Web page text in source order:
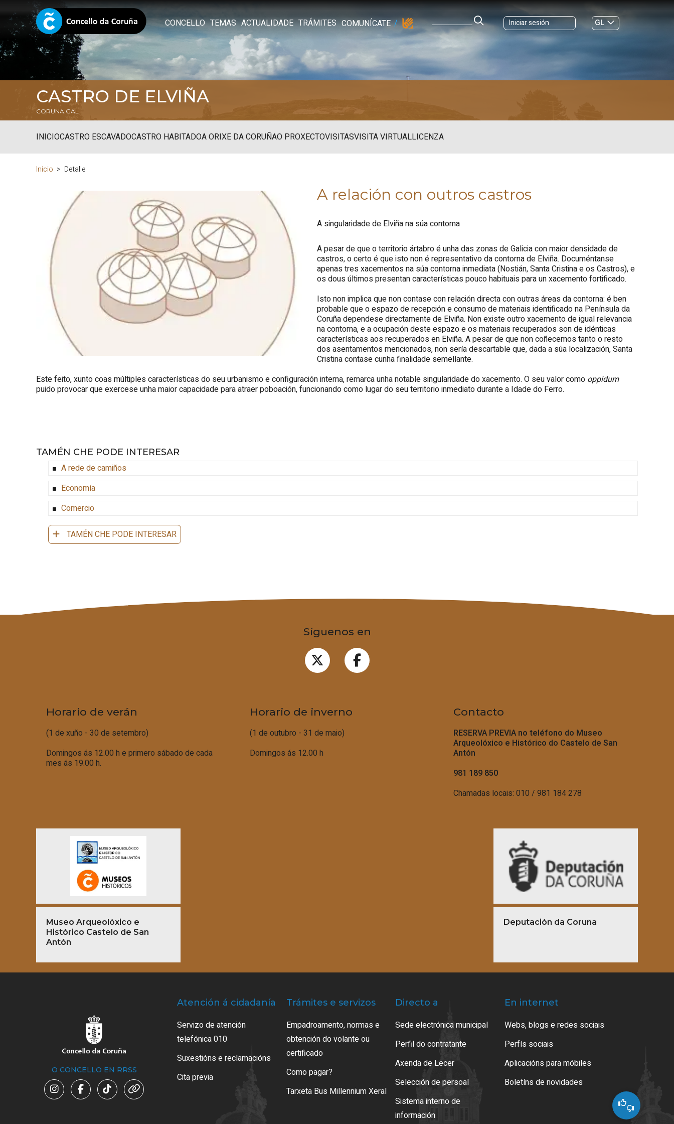
CONCELLO TEMAS ACTUALIDADE TRÁMITES COMUNÍCATE Iniciar sesión
GL
ES|
CASTRO DE ELVIÑA
CORUNA.GAL
INICIOCASTRO ESCAVADOCASTRO HABITADOA ORIXE DA CORUÑAO PROXECTOVISITASVISITA VIRTUALLICENZA
Inicio Detalle
A relación con outros castros
A singularidade de Elviña na súa contorna
A pesar de que o territorio ártabro é unha das zonas de Galicia con maior densidade de
castros, o certo é que isto non é representativo da contorna de Elviña. Documéntanse
apenas tres xacementos na súa contorna inmediata (Nostián, Santa Cristina e os Castros), e
os dous últimos presentan características pouco habituais para un xacemento fortificado.
Isto non implica que non contase con relación directa con outras áreas da contorna: é ben
probable que o espazo de recepción e consumo de materiais identificado na Península da
Coruña dependese directamente de Elviña. Non existe outro xacemento de igual relevancia
na contorna, e a ocupación deste espazo e os materiais recuperados son de idénticas
características aos recuperados en Elviña. A pesar de que non coñecemos tanto o resto
dos asentamentos mencionados, non sería descartable que, dada a súa localización, Santa
Cristina contase cunha finalidade semellante.
Este feito, xunto coas múltiples características do seu urbanismo e configuración interna, remarca unha notable singularidade do xacemento. O seu valor como oppidum
puido provocar que exercese unha maior capacidade para atraer poboación, funcionando como lugar do seu territorio inmediato durante a Idade do Ferro.
TAMÉN CHE PODE INTERESAR
A rede de camiños
Economía
Comercio
TAMÉN CHE PODE INTERESAR
Síguenos en
Horario de verán
(1 de xuño - 30 de setembro)
Domingos ás 12.00 h e primero sábado de cada
mes ás 19.00 h.
Horario de inverno
(1 de outubro - 31 de maio)
Domingos ás 12.00 h
Contacto
RESERVA PREVIA no teléfono do Museo
Arqueolóxico e Histórico do Castelo de San
Antón
981 189 850
Chamadas locais: 010 / 981 184 278
Museo Arqueolóxico e
Histórico Castelo de San
Antón
Deputación da Coruña
O CONCELLO EN RRSS
Atención á cidadanía
Servizo de atención
telefónica 010
Suxestións e reclamacións
Cita previa
Trámites e servizos
Empadroamento, normas e
obtención do volante ou
certificado
Como pagar?
Tarxeta Bus Millennium Xeral
Directo a
Sede electrónica municipal
Perfil do contratante
Axenda de Lecer
Selección de persoal
Sistema interno de
información
En internet
Webs, blogs e redes sociais
Perfís sociais
Aplicacións para móbiles
Boletíns de novidades